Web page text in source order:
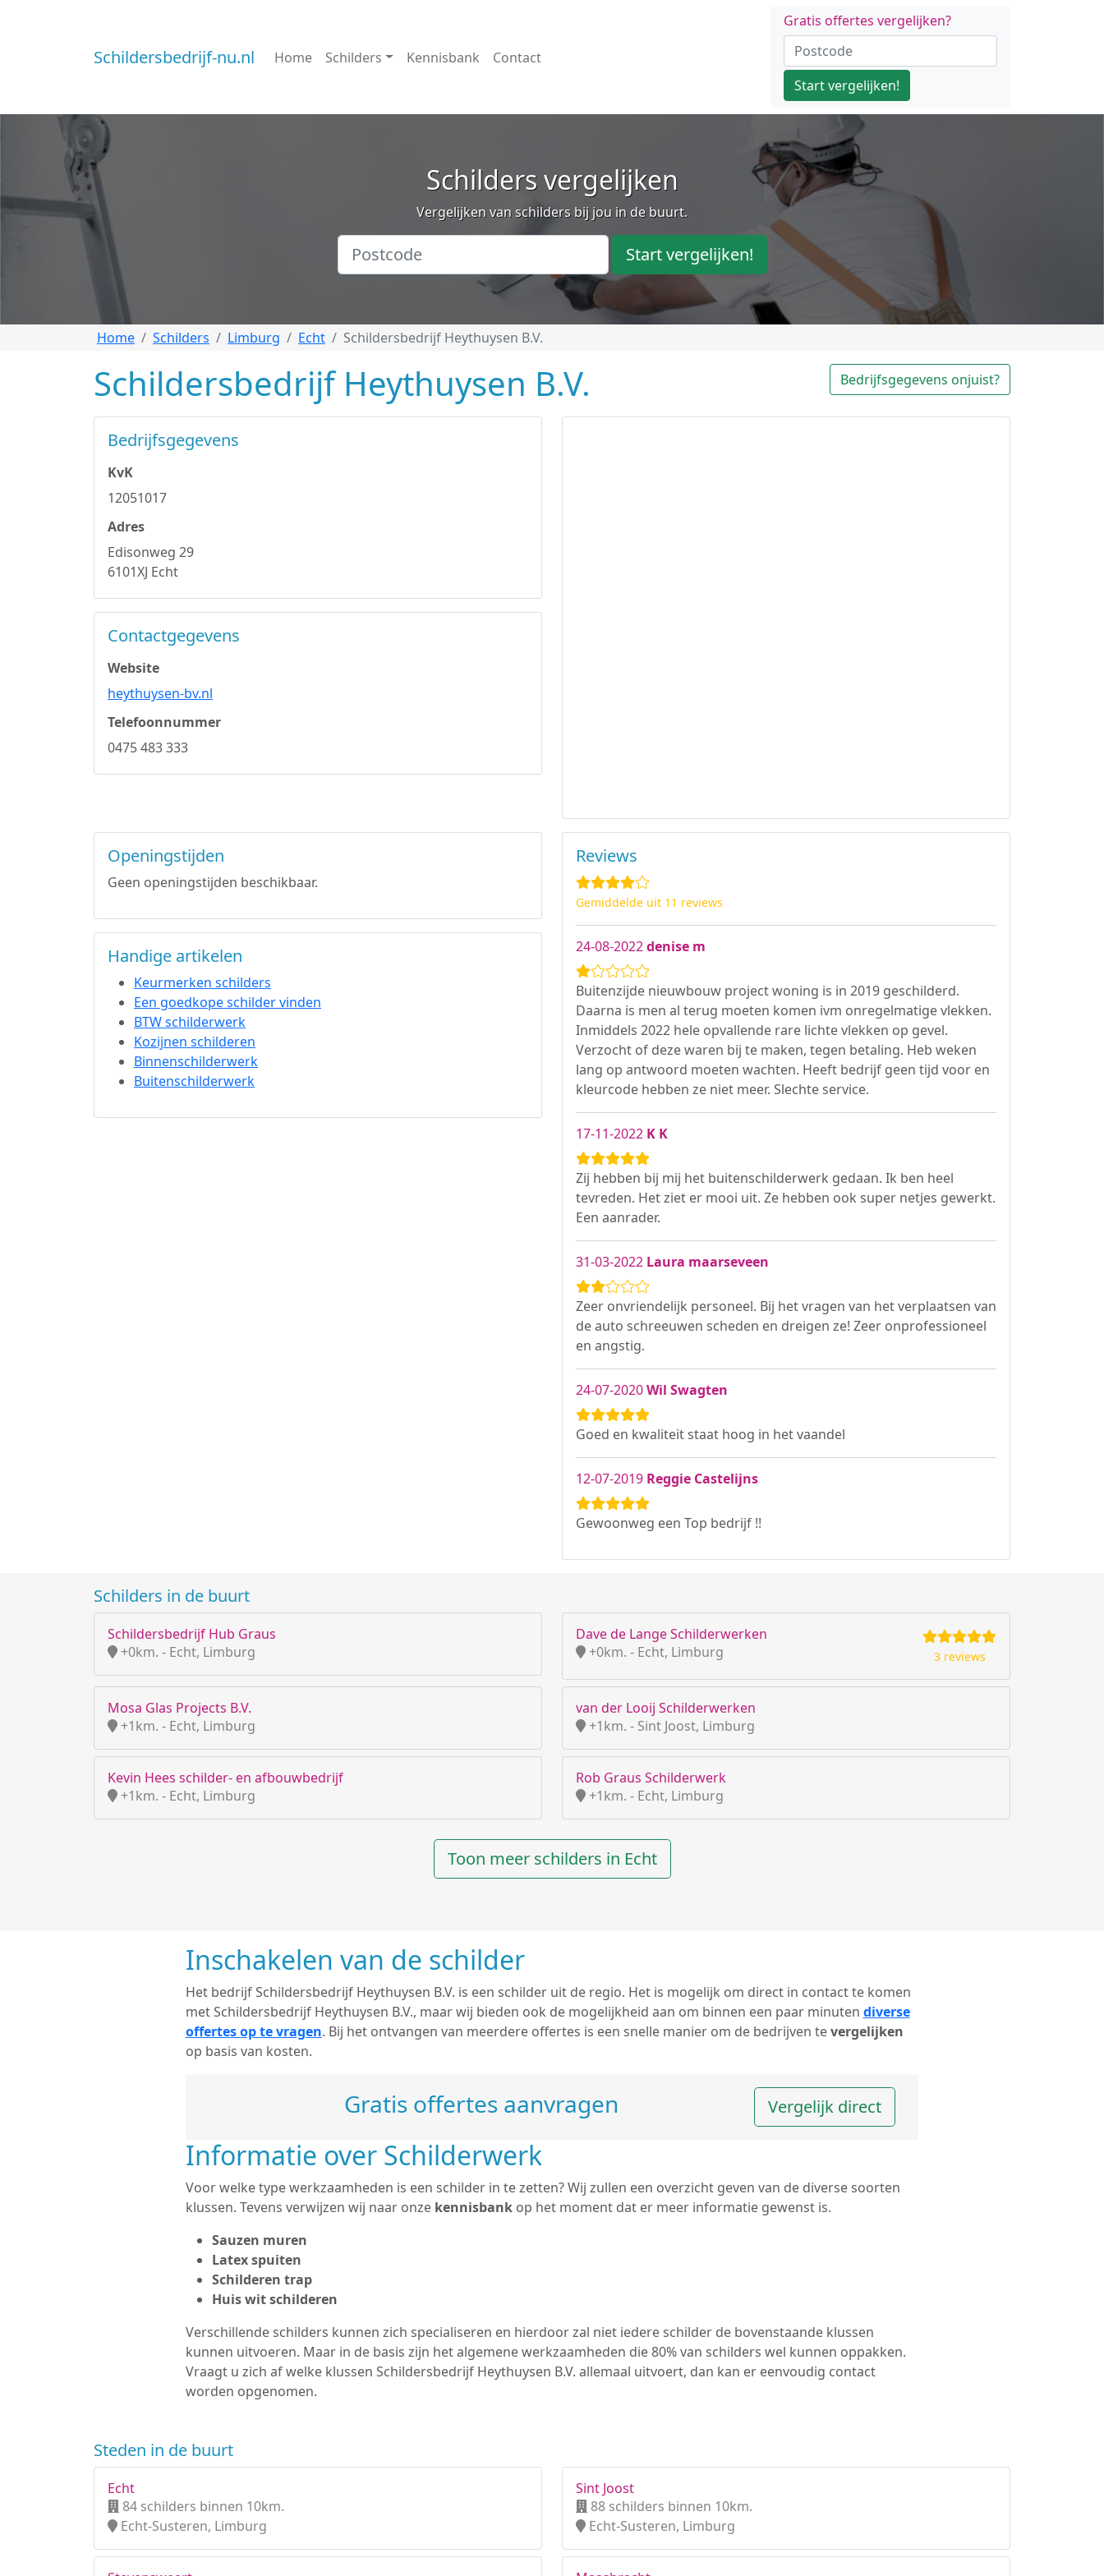
Schildersbedrijf-nu.nl Home Schilders Kennisbank Contact
Gratis offertes vergelijken?
Start vergelijken!
Schilders vergelijken
Vergelijken van schilders bij jou in de buurt.
Start vergelijken!
Home Schilders Limburg Echt Schildersbedrijf Heythuysen B.V.
Bedrijfsgegevens onjuist?
Schildersbedrijf Heythuysen B.V.
Bedrijfsgegevens
KvK
12051017
Adres
Edisonweg 29
6101XJ Echt
Contactgegevens
Website
heythuysen-bv.nl
Telefoonnummer
0475 483 333
Openingstijden
Geen openingstijden beschikbaar.
Handige artikelen
Keurmerken schilders
Een goedkope schilder vinden
BTW schilderwerk
Kozijnen schilderen
Binnenschilderwerk
Buitenschilderwerk
Reviews
Gemiddelde uit 11 reviews
24-08-2022denise m
Buitenzijde nieuwbouw project woning is in 2019 geschilderd.
Daarna is men al terug moeten komen ivm onregelmatige vlekken.
Inmiddels 2022 hele opvallende rare lichte vlekken op gevel.
Verzocht of deze waren bij te maken, tegen betaling. Heb weken
lang op antwoord moeten wachten. Heeft bedrijf geen tijd voor en
kleurcode hebben ze niet meer. Slechte service.
17-11-2022 K K
Zij hebben bij mij het buitenschilderwerk gedaan. Ik ben heel
tevreden. Het ziet er mooi uit. Ze hebben ook super netjes gewerkt.
Een aanrader.
31-03-2022 Laura maarseveen
Zeer onvriendelijk personeel. Bij het vragen van het verplaatsen van
de auto schreeuwen scheden en dreigen ze! Zeer onprofessioneel
en angstig.
24-07-2020Wil Swagten
Goed en kwaliteit staat hoog in het vaandel
12-07-2019 Reggie Castelijns
Gewoonweg een Top bedrijf !!
Schilders in de buurt
Schildersbedrijf Hub Graus
+0km. - Echt, Limburg
Dave de Lange Schilderwerken
+0km. - Echt, Limburg
3 reviews
Mosa Glas Projects B.V.
+1km. - Echt, Limburg
van der Looij Schilderwerken
+1km. - Sint Joost, Limburg
Kevin Hees schilder- en afbouwbedrijf
+1km. - Echt, Limburg
Rob Graus Schilderwerk
+1km. - Echt, Limburg
Toon meer schilders in Echt
Inschakelen van de schilder
Het bedrijf Schildersbedrijf Heythuysen B.V. is een schilder uit de regio. Het is mogelijk om direct in contact te komen
met Schildersbedrijf Heythuysen B.V., maar wij bieden ook de mogelijkheid aan om binnen een paar minuten diverse
offertes op te vragen. Bij het ontvangen van meerdere offertes is een snelle manier om de bedrijven tevergelijken
op basis van kosten.
Gratis offertes aanvragen Vergelijk direct
Informatie over Schilderwerk
Voor welke type werkzaamheden is een schilder in te zetten? Wij zullen een overzicht geven van de diverse soorten
klussen. Tevens verwijzen wij naar onze kennisbankop het moment dat er meer informatie gewenst is.
Sauzen muren
Latex spuiten
Schilderen trap
Huis wit schilderen
Verschillende schilders kunnen zich specialiseren en hierdoor zal niet iedere schilder de bovenstaande klussen
kunnen uitvoeren. Maar in de basis zijn het algemene werkzaamheden die 80% van schilders wel kunnen oppakken.
Vraagt u zich af welke klussen Schildersbedrijf Heythuysen B.V. allemaal uitvoert, dan kan er eenvoudig contact
worden opgenomen.
Steden in de buurt
Echt
84 schilders binnen 10km.
Echt-Susteren, Limburg
Sint Joost
88 schilders binnen 10km.
Echt-Susteren, Limburg